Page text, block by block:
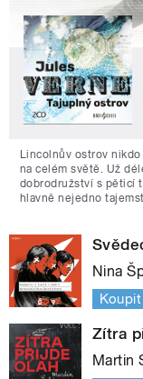
Lincolnův ostrov
na celém světě. Už
dobrodružství s pěticí
hlavně nejedno
Nina
Koupit
Zítra
Martin